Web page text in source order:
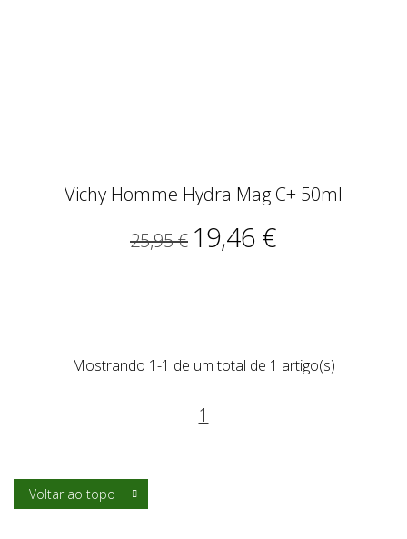
Vichy Homme Hydra Mag C+ 50ml
25,95 € 19,46 €
Mostrando 1-1 de um total de 1 artigo(s)
1
Voltar ao topo 